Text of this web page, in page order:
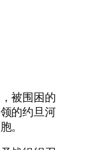
被围困的
的约旦河
。